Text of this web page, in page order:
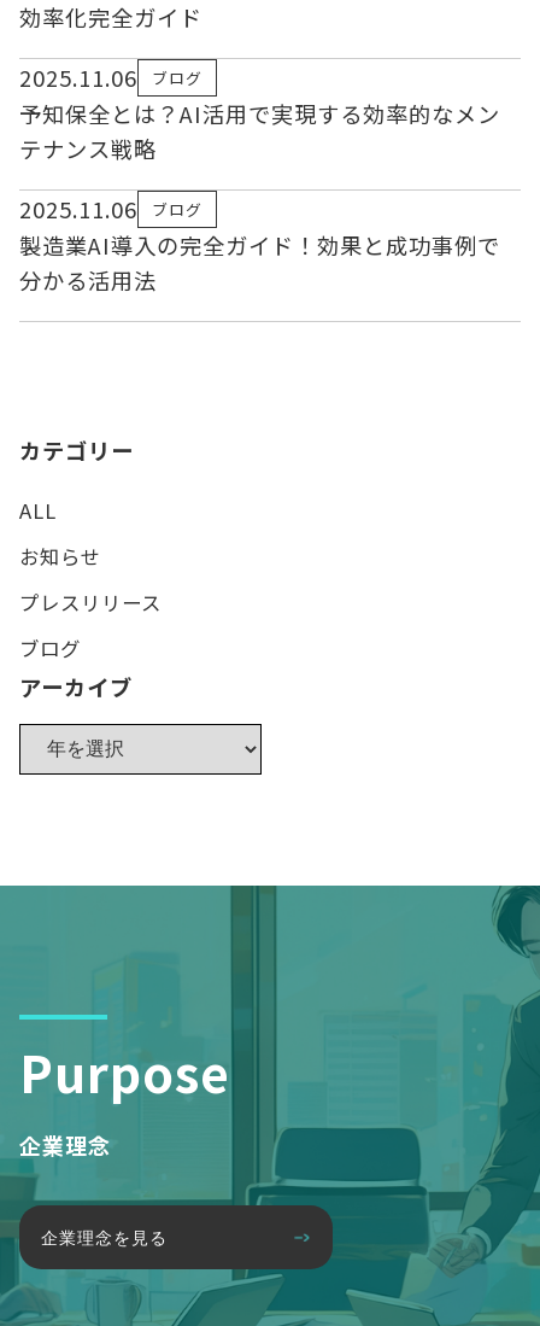
効率化完全ガイド
2025.11.06
ブログ
予知保全とは？AI活用で実現する効率的なメン
テナンス戦略
2025.11.06
ブログ
製造業AI導入の完全ガイド！効果と成功事例で
分かる活用法
カテゴリー
ALL
お知らせ
プレスリリース
ブログ
アーカイブ
Purpose
企業理念
企業理念を見る